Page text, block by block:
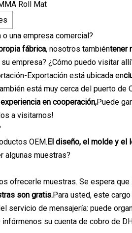
o una empresa comercial?
fábrica, nosotros tambiéntener
empresa? ¿Cómo puedo visitar
Exportación está ubicada en
está muy cerca del puerto
en cooperación,Puede
a visitarnos!
OEM.El diseño, el molde y el
algunas muestras?
ofrecerle muestras. Se espera
son gratis.Para usted, este
servicio de mensajería: puede
su cuenta de cobro de